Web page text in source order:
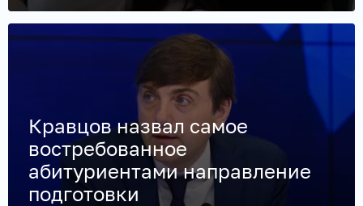
Кравцов назвал самое
востребованное
абитуриентами направление
подготовки